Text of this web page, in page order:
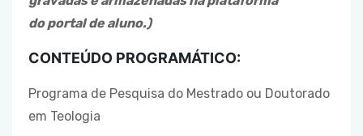
do portal de aluno.)
CONTEÚDO PROGRAMÁTICO:
Programa de Pesquisa do Mestrado ou Doutorado
em Teologia